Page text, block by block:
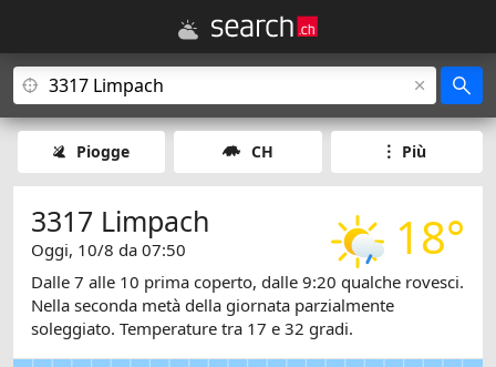
Piogge CH Più
18°
3317 Limpach
Oggi, 10/8 da 07:50
Dalle 7 alle 10 prima coperto, dalle 9:20 qualche rovesci.
Nella seconda metà della giornata parzialmente
soleggiato. Temperature tra 17 e 32 gradi.